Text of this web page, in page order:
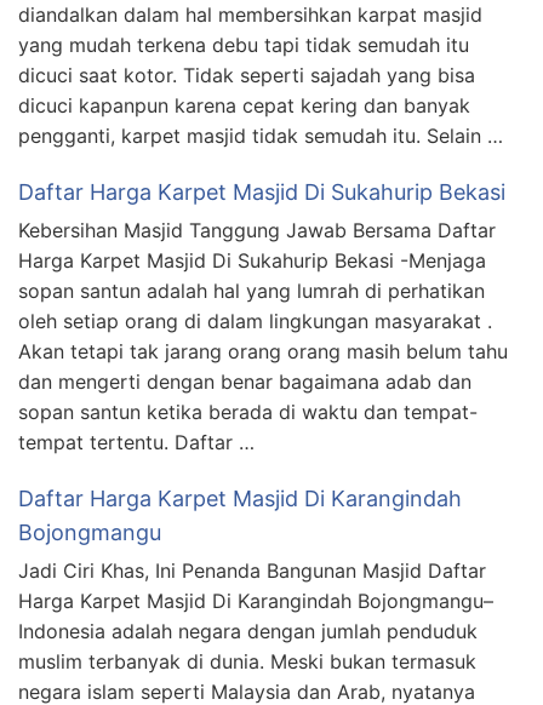
diandalkan dalam hal membersihkan karpat masjid
yang mudah terkena debu tapi tidak semudah itu
dicuci saat kotor. Tidak seperti sajadah yang bisa
dicuci kapanpun karena cepat kering dan banyak
pengganti, karpet masjid tidak semudah itu. Selain …
Daftar Harga Karpet Masjid Di Sukahurip Bekasi
Kebersihan Masjid Tanggung Jawab Bersama Daftar
Harga Karpet Masjid Di Sukahurip Bekasi -Menjaga
sopan santun adalah hal yang lumrah di perhatikan
oleh setiap orang di dalam lingkungan masyarakat .
Akan tetapi tak jarang orang orang masih belum tahu
dan mengerti dengan benar bagaimana adab dan
sopan santun ketika berada di waktu dan tempat-
tempat tertentu. Daftar …
Daftar Harga Karpet Masjid Di Karangindah
Bojongmangu
Jadi Ciri Khas, Ini Penanda Bangunan Masjid Daftar
Harga Karpet Masjid Di Karangindah Bojongmangu–
Indonesia adalah negara dengan jumlah penduduk
muslim terbanyak di dunia. Meski bukan termasuk
negara islam seperti Malaysia dan Arab, nyatanya